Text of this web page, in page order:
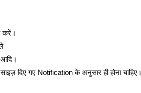
करें।
दिए गए Notification के अनुसार ही होना चाहिए।